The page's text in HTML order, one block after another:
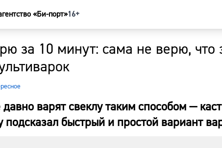
«Би-порт»16+
за 10 минут: сама не верю, что
варят свеклу таким способом —
подсказал быстрый и простой вариант